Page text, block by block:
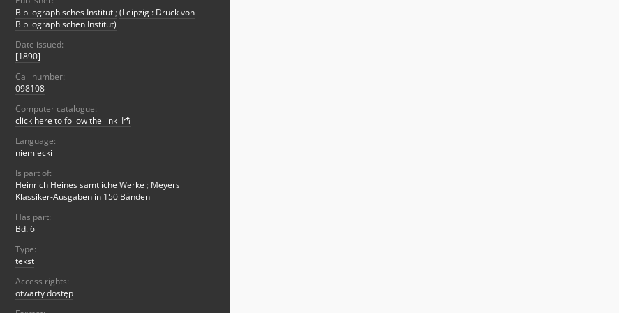
Bibliographisches Institut ; (Leipzig : Druck von
Bibliographischen Institut)
Date issued:
[1890]
Call number:
098108
Computer catalogue:
click here to follow the link
Language:
niemiecki
Is part of:
Heinrich Heines sämtliche Werke ; Meyers
Klassiker-Ausgaben in 150 Bänden
Has part:
Bd. 6
Type:
tekst
Access rights:
otwarty dostęp